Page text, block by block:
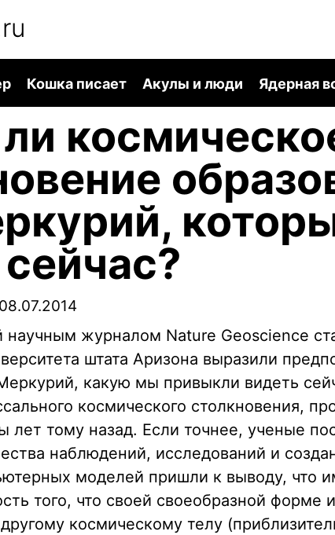
Кошка писает Акулы и люди Ядерная
08.07.2014
научным журналом Nature Geoscience
штата Аризона выразили
какую мы привыкли видеть
космического столкновения,
лет тому назад. Если точнее, ученые
наблюдений, исследований и
моделей пришли к выводу, что
того, что своей своеобразной форме
космическому телу